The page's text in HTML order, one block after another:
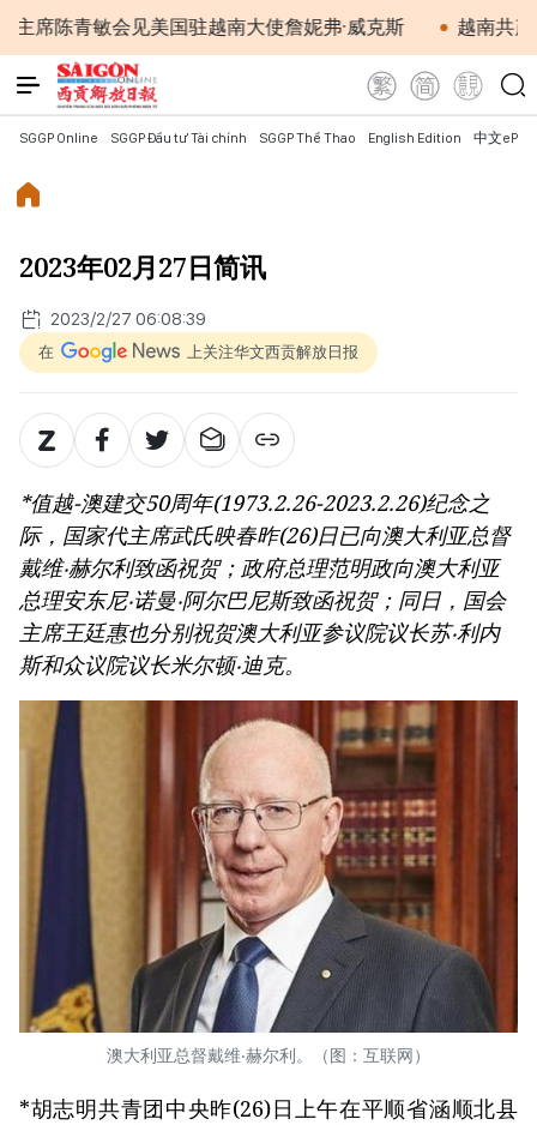
敏会见美国驻越南大使詹妮弗·威克斯 越南共产党中央
SGGP Online SGGP Đầu tư Tài chính SGGP Thể Thao English Edition 中文
2023年02月27日简讯
2023/2/27 06:08:39
在 上关注华文西贡解放日报
*值越-澳建交50周年(1973.2.26-2023.2.26)纪念之
际，国家代主席武氏映春昨(26)日已向澳大利亚总督
戴维‧赫尔利致函祝贺；政府总理范明政向澳大利亚
总理安东尼‧诺曼‧阿尔巴尼斯致函祝贺；同日，国会
主席王廷惠也分别祝贺澳大利亚参议院议长苏‧利内
斯和众议院议长米尔顿‧迪克。
澳大利亚总督戴维‧赫尔利。（图：互联网）
*胡志明共青团中央昨(26)日上午在平顺省涵顺北县